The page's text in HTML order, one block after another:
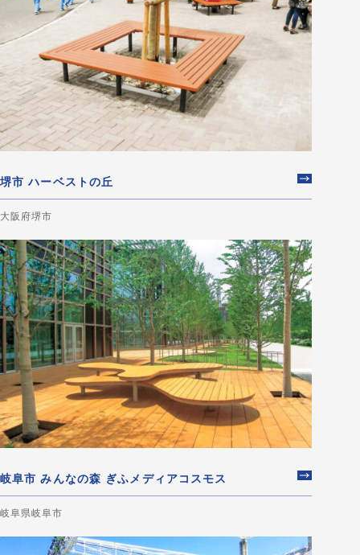
堺市 ハーベストの丘
大阪府堺市
岐阜市 みんなの森 ぎふメディアコスモス
岐阜県岐阜市